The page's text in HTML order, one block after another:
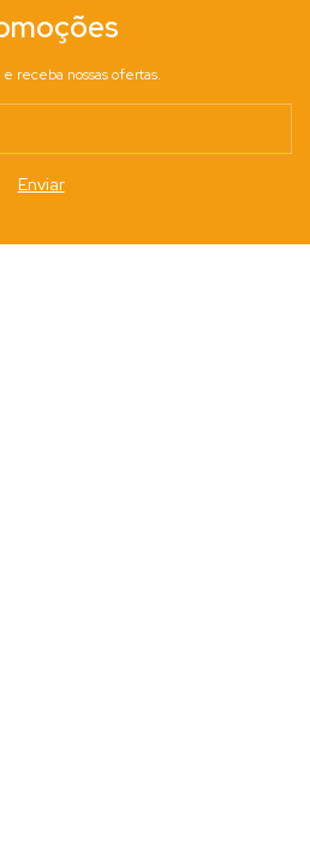
receba nossas ofertas.